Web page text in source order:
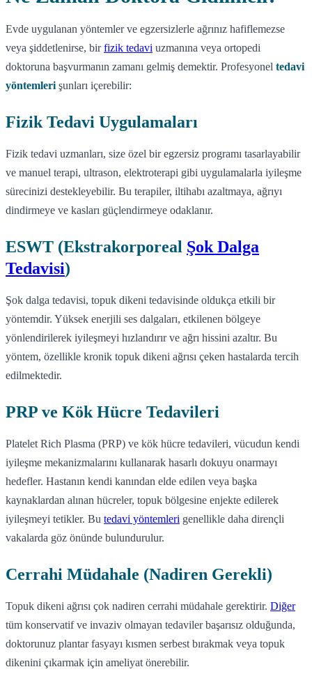
Evde uygulanan yöntemler ve egzersizlerle ağrınız hafiflemezse
veya şiddetlenirse, birfizik tedavi uzmanına veya ortopedi
doktoruna başvurmanın zamanı gelmiş demektir. Profesyonel tedavi
yöntemleri şunları içerebilir:
Fizik Tedavi Uygulamaları
Fizik tedavi uzmanları, size özel bir egzersiz programı tasarlayabilir
ve manuel terapi, ultrason, elektroterapi gibi uygulamalarla iyileşme
sürecinizi destekleyebilir. Bu terapiler, iltihabı azaltmaya, ağrıyı
dindirmeye ve kasları güçlendirmeye odaklanır.
ESWT (Ekstrakorporeal Şok Dalga
Tedavisi)
Şok dalga tedavisi, topuk dikeni tedavisinde oldukça etkili bir
yöntemdir. Yüksek enerjili ses dalgaları, etkilenen bölgeye
yönlendirilerek iyileşmeyi hızlandırır ve ağrı hissini azaltır. Bu
yöntem, özellikle kronik topuk dikeni ağrısı çeken hastalarda tercih
edilmektedir.
PRP ve Kök Hücre Tedavileri
Platelet Rich Plasma (PRP) ve kök hücre tedavileri, vücudun kendi
iyileşme mekanizmalarını kullanarak hasarlı dokuyu onarmayı
hedefler. Hastanın kendi kanından elde edilen veya başka
kaynaklardan alınan hücreler, topuk bölgesine enjekte edilerek
iyileşmeyi tetikler. Bu tedavi yöntemleri genellikle daha dirençli
vakalarda göz önünde bulundurulur.
Cerrahi Müdahale (Nadiren Gerekli)
Topuk dikeni ağrısı çok nadiren cerrahi müdahale gerektirir. Diğer
tüm konservatif ve invaziv olmayan tedaviler başarısız olduğunda,
doktorunuz plantar fasyayı kısmen serbest bırakmak veya topuk
dikenini çıkarmak için ameliyat önerebilir.